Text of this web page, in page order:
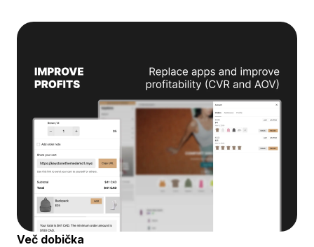
Več dobička